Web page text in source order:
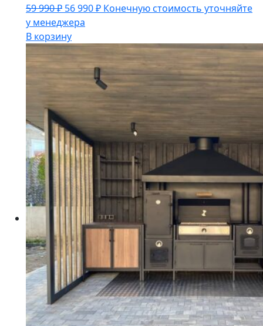
59 990₽ Первоначальная
цена
составляла
59
990 ₽.
56 990₽Текущая
990 ₽.
Конечную стоимость уточняйте
у менеджера
В корзину